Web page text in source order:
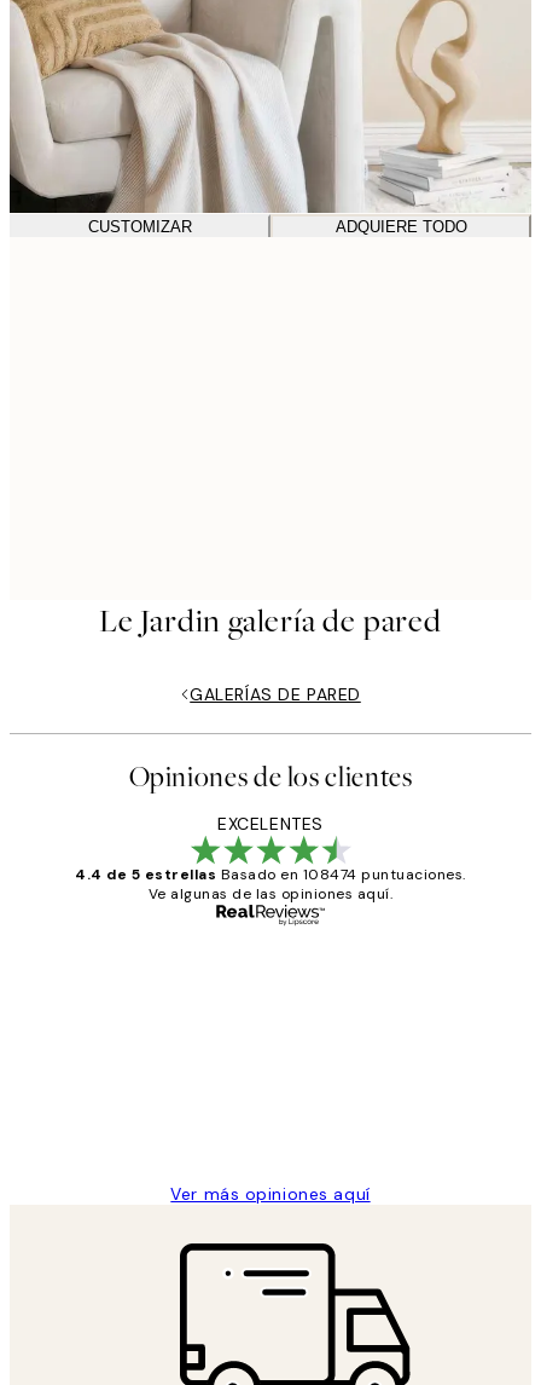
CUSTOMIZAR ADQUIERE TODO
Le Jardin galería de pared
GALERÍAS DE PARED
Opiniones de los clientes
EXCELENTES
4.4 de 5 estrellas Basado en 108474 puntuaciones.
Ve algunas de las opiniones aquí.
Ver más opiniones aquí